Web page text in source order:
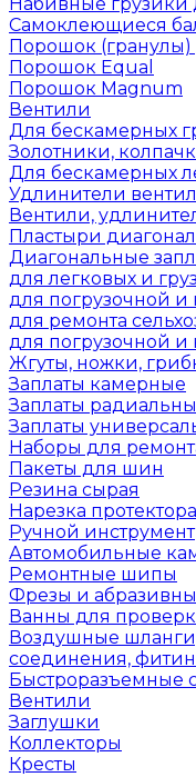
Самоклеющиеся
Порошок (гранулы)
Порошок Equal
Порошок Magnum
Вентили
Для бескамерных
Золотники,
Для бескамерных
Удлинители
Вентили,
Пластыри
Диагональные
для легковых и
для погрузочной и
для ремонта
для погрузочной и
Жгуты, ножки,
Заплаты камерные
Заплаты
Заплаты
Наборы для
Пакеты для шин
Резина сырая
Нарезка протектора
Ручной инструмент
Автомобильные
Ремонтные шипы
Фрезы и
Ванны для
Воздушные
соединения,
Быстроразъемные
Вентили
Заглушки
Коллекторы
Кресты